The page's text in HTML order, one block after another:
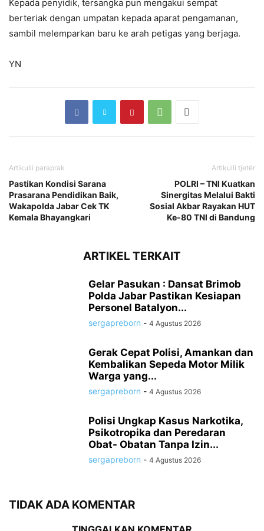
Kepada penyidik, tersangka pun mengakui sempat
berteriak dengan umpatan kepada aparat pengamanan,
sambil melemparkan baru ke arah petigas yang berjaga.
YN
Artikulli paraprak
Pastikan Kondisi Sarana
Prasarana Pendidikan Baik,
Wakapolda Jabar Cek TK
Kemala Bhayangkari
Artikulli tjetër
POLRI – TNI Kuatkan
Sinergitas Melalui Bakti
Sosial Akbar Rayakan HUT
Ke-80 TNI di Bandung
ARTIKEL TERKAIT
Gelar Pasukan : Dansat Brimob
Polda Jabar Pastikan Kesiapan
Personel Batalyon...
sergapreborn - 4 Agustus 2026
Gerak Cepat Polisi, Amankan dan
Kembalikan Sepeda Motor Milik
Warga yang...
sergapreborn - 4 Agustus 2026
Polisi Ungkap Kasus Narkotika,
Psikotropika dan Peredaran
Obat- Obatan Tanpa Izin...
sergapreborn - 4 Agustus 2026
TIDAK ADA KOMENTAR